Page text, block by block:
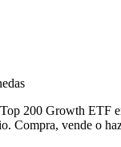
200 Growth ETF
Compra, vende o